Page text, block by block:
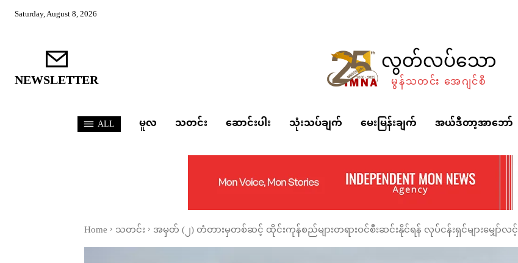
Saturday, August 8, 2026
NEWSLETTER လွတ်လပ်သော
မွန်သတင်း အေဂျင်စီ
ALL မူလ သတင်း ဆောင်းပါး သုံးသပ်ချက် မေးမြန်းချက် အယ်ဒီတာ့အာဘော်
Home သတင်း အမှတ် (၂) တံတားမှတစ်ဆင့် ထိုင်းကုန်စည်များတရားဝင်စီးဆင်းနိုင်ရန် လုပ်ငန်းရှင်များမျှော်လင့်